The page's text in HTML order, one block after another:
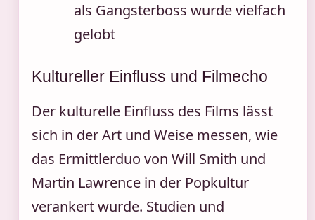
als Gangsterboss wurde vielfach
gelobt
Kultureller Einfluss und Filmecho
Der kulturelle Einfluss des Films lässt
sich in der Art und Weise messen, wie
das Ermittlerduo von Will Smith und
Martin Lawrence in der Popkultur
verankert wurde. Studien und